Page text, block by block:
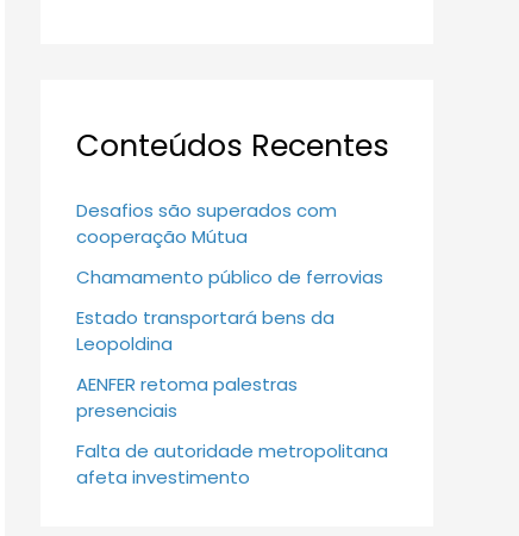
Conteúdos Recentes
Desafios são superados com
cooperação Mútua
Chamamento público de ferrovias
Estado transportará bens da
Leopoldina
AENFER retoma palestras
presenciais
Falta de autoridade metropolitana
afeta investimento